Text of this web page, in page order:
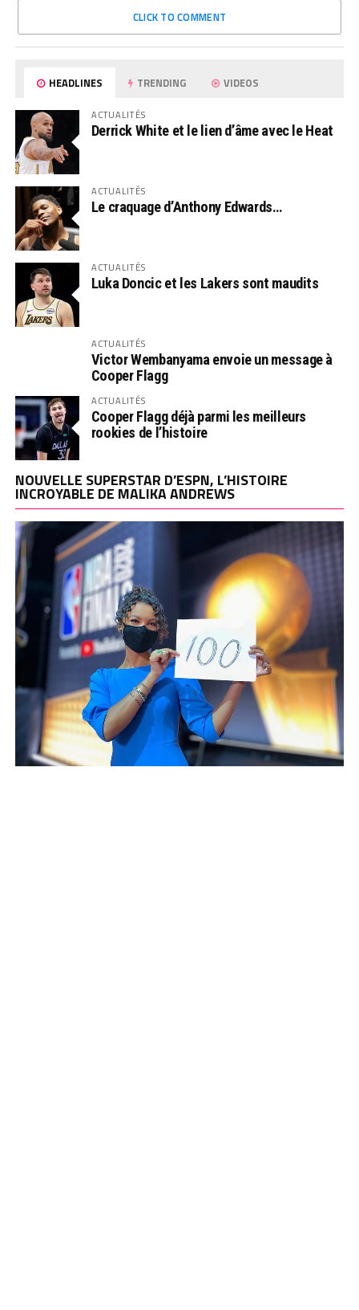
CLICK TO COMMENT
HEADLINES TRENDING VIDEOS
ACTUALITÉS
Derrick White et le lien d’âme avec le Heat
ACTUALITÉS
Le craquage d’Anthony Edwards…
ACTUALITÉS
Luka Doncic et les Lakers sont maudits
ACTUALITÉS
Victor Wembanyama envoie un message à
Cooper Flagg
ACTUALITÉS
Cooper Flagg déjà parmi les meilleurs
rookies de l’histoire
NOUVELLE SUPERSTAR D’ESPN, L’HISTOIRE
INCROYABLE DE MALIKA ANDREWS